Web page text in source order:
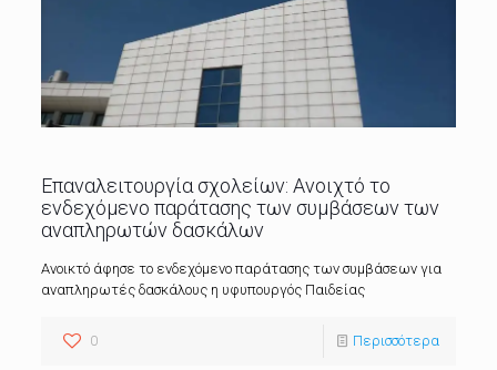
Επαναλειτουργία σχολείων: Ανοιχτό το
ενδεχόμενο παράτασης των συμβάσεων των
αναπληρωτών δασκάλων
Ανοικτό άφησε το ενδεχόμενο παράτασης των συμβάσεων για
αναπληρωτές δασκάλους η υφυπουργός Παιδείας
0 Περισσότερα